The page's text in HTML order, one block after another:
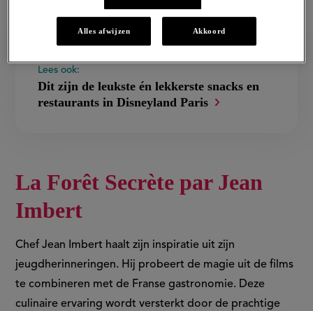
Lees ook:
Dit zijn de leukste én lekkerste snacks en
restaurants in Disneyland Paris
La Forêt Secrète par Jean
Imbert
Chef Jean Imbert haalt zijn inspiratie uit zijn
jeugdherinneringen. Hij probeert de magie uit de films
te combineren met de Franse gastronomie. Deze
culinaire ervaring wordt versterkt door de prachtige
Alles afwijzen Akkoord